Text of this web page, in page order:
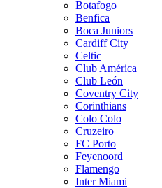
Botafogo
Benfica
Boca Juniors
Cardiff City
Celtic
Club América
Club León
Coventry City
Corinthians
Colo Colo
Cruzeiro
FC Porto
Feyenoord
Flamengo
Inter Miami